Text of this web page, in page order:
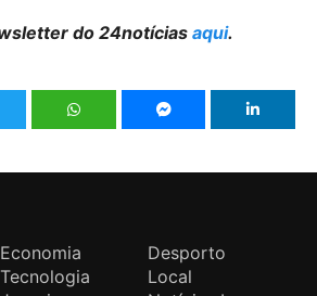
do 24notícias aqui.
Economia
Desporto
Tecnologia
Local